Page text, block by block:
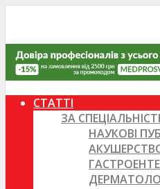
СТАТТІ
ЗА
НАУКОВІ